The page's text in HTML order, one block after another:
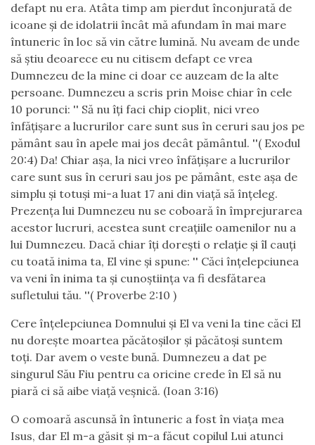
defapt nu era. Atâta timp am pierdut înconjurată de
icoane și de idolatrii încât mă afundam în mai mare
întuneric în loc să vin către lumină. Nu aveam de unde
să știu deoarece eu nu citisem defapt ce vrea
Dumnezeu de la mine ci doar ce auzeam de la alte
persoane. Dumnezeu a scris prin Moise chiar în cele
10 porunci: '' Să nu îți faci chip cioplit, nici vreo
înfățișare a lucrurilor care sunt sus în ceruri sau jos pe
pământ sau în apele mai jos decât pământul. ''( Exodul
20:4) Da! Chiar așa, la nici vreo înfățișare a lucrurilor
care sunt sus în ceruri sau jos pe pământ, este așa de
simplu și totuși mi-a luat 17 ani din viață să înțeleg.
Prezența lui Dumnezeu nu se coboară în împrejurarea
acestor lucruri, acestea sunt creațiile oamenilor nu a
lui Dumnezeu. Dacă chiar îți dorești o relație și îl cauți
cu toată inima ta, El vine și spune: '' Căci înțelepciunea
va veni în inima ta și cunoștiința va fi desfătarea
sufletului tău. ''( Proverbe 2:10 )
Cere înțelepciunea Domnului și El va veni la tine căci El
nu dorește moartea păcătoșilor și păcătoși suntem
toți. Dar avem o veste bună. Dumnezeu a dat pe
singurul Său Fiu pentru ca oricine crede în El să nu
piară ci să aibe viață veșnică. (Ioan 3:16)
O comoară ascunsă în întuneric a fost în viața mea
Isus, dar El m-a găsit și m-a făcut copilul Lui atunci